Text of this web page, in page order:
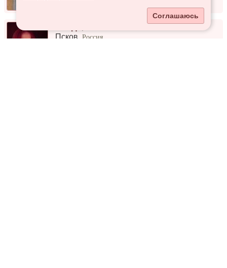
Псков ,Россия
Соглашаюсь